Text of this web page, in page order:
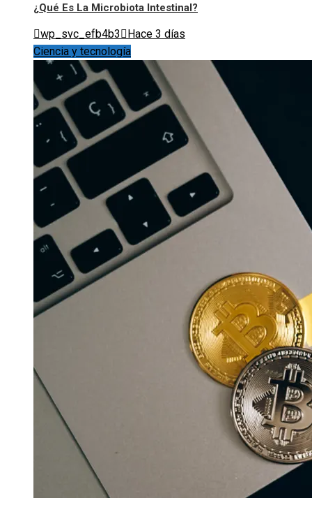
¿Qué Es La Microbiota Intestinal?
wp_svc_efb4b3
Hace 3 días
Ciencia y tecnología